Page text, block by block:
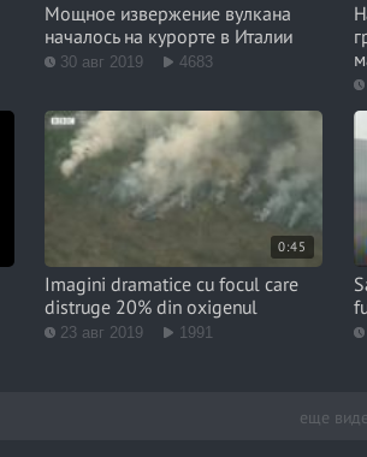
Мощное извержение вулкана
началось на курорте в Италии
30 авг 2019 4683
0:45
Imagini dramatice cu focul care
distruge 20% din oxigenul
23 авг 2019 1991
еще